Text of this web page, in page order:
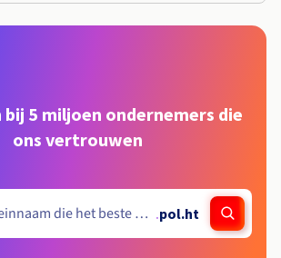
bij 5 miljoen ondernemers die
ons vertrouwen
.pol.ht